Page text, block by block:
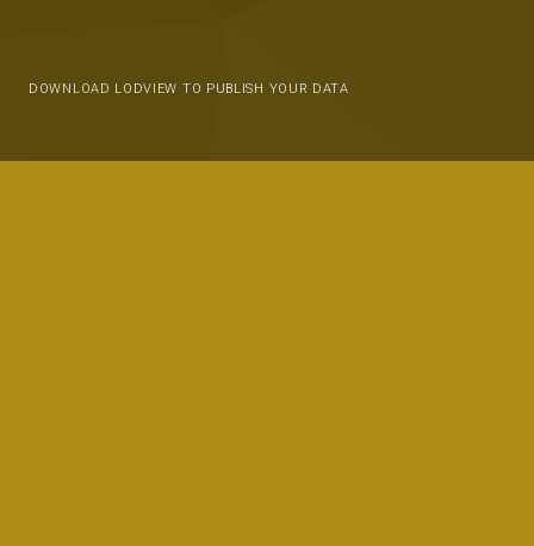
DOWNLOAD LODVIEW TO PUBLISH YOUR DATA